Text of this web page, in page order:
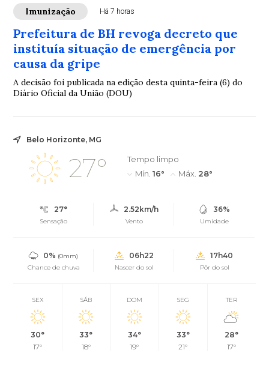
Imunização Há 7 horas
Prefeitura de BH revoga decreto que
instituía situação de emergência por
causa da gripe
A decisão foi publicada na edição desta quinta-feira (6) do
Diário Oficial da União (DOU)
Belo Horizonte, MG
27°
Tempo limpo
Mín. 16° Máx. 28°
27°
Sensação
2.52km/h
Vento
36%
Umidade
0% (0mm)
Chance de chuva
06h22
Nascer do sol
17h40
Pôr do sol
SEX
30°
17°
SÁB
33°
18°
DOM
34°
19°
SEG
33°
21°
TER
28°
17°